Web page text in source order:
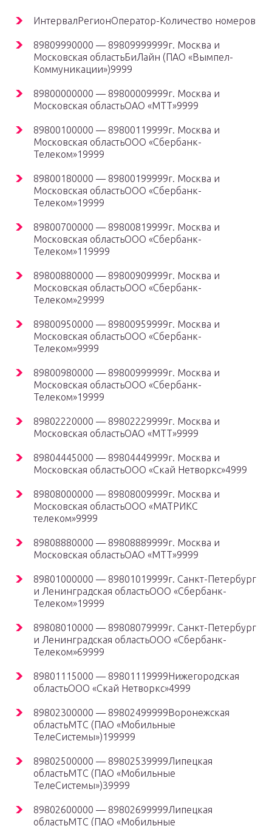
ИнтервалРегионОператор-Количество номеров
89809990000 — 89809999999г. Москва и
Московская областьБиЛайн (ПАО «Вымпел-
Коммуникации»)9999
89800000000 — 89800009999г. Москва и
Московская областьОАО «МТТ»9999
89800100000 — 89800119999г. Москва и
Московская областьООО «Сбербанк-
Телеком»19999
89800180000 — 89800199999г. Москва и
Московская областьООО «Сбербанк-
Телеком»19999
89800700000 — 89800819999г. Москва и
Московская областьООО «Сбербанк-
Телеком»119999
89800880000 — 89800909999г. Москва и
Московская областьООО «Сбербанк-
Телеком»29999
89800950000 — 89800959999г. Москва и
Московская областьООО «Сбербанк-
Телеком»9999
89800980000 — 89800999999г. Москва и
Московская областьООО «Сбербанк-
Телеком»19999
89802220000 — 89802229999г. Москва и
Московская областьОАО «МТТ»9999
89804445000 — 89804449999г. Москва и
Московская областьООО «Скай Нетворкс»4999
89808000000 — 89808009999г. Москва и
Московская областьООО «МАТРИКС
телеком»9999
89808880000 — 89808889999г. Москва и
Московская областьОАО «МТТ»9999
89801000000 — 89801019999г. Санкт-Петербург
и Ленинградская областьООО «Сбербанк-
Телеком»19999
89808010000 — 89808079999г. Санкт-Петербург
и Ленинградская областьООО «Сбербанк-
Телеком»69999
89801115000 — 89801119999Нижегородская
областьООО «Скай Нетворкс»4999
89802300000 — 89802499999Воронежская
областьМТС (ПАО «Мобильные
ТелеСистемы»)199999
89802500000 — 89802539999Липецкая
областьМТС (ПАО «Мобильные
ТелеСистемы»)39999
89802600000 — 89802699999Липецкая
областьМТС (ПАО «Мобильные